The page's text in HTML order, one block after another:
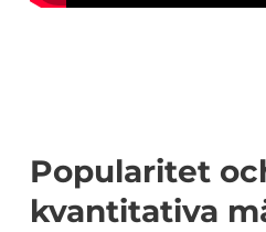
Popularitet
kvantitativa